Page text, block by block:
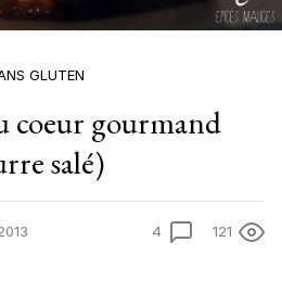
GLUTEN
coeur gourmand
salé)
4 121